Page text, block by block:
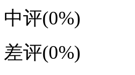
中评(0%)
差评(0%)